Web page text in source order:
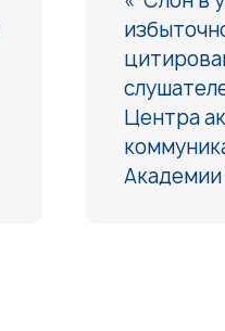
Центра